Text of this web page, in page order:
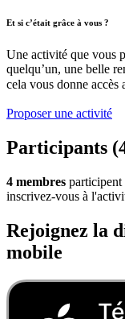
Et si c’était grâce à vous ?
Une activité que vous
quelqu’un, une belle
cela vous donne accès
Proposer une activité
Participants
4 membres participent
inscrivez-vous à
Rejoignez la
mobile